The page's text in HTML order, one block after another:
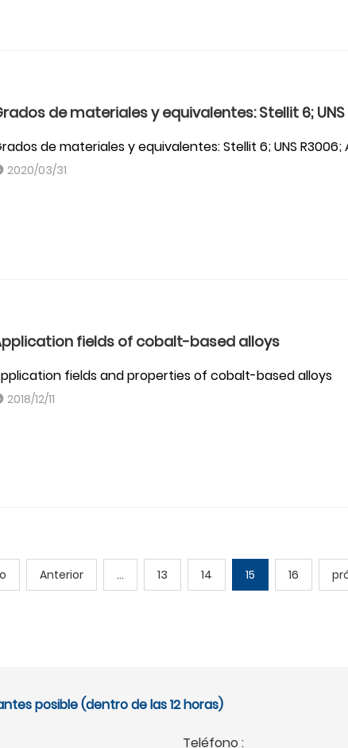
de materiales y equivalentes: Stellit 6; UNS
de materiales y equivalentes: Stellit 6; UNS R3006;
2020/03/31
fields of cobalt-based alloys
fields and properties of cobalt-based alloys
2018/12/11
Anterior ... 13 14 15 16
posible (dentro de las 12 horas)
Teléfono :